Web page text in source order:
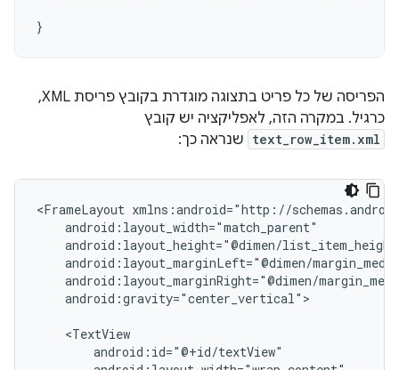
}
הפריסה של כל פריט בתצוגה מוגדרת בקובץ פריסת XML,
כרגיל. במקרה הזה, לאפליקציה יש קובץ
text_row_item.xml שנראה כך:
<FrameLayout
android:gravity="center_vertical">